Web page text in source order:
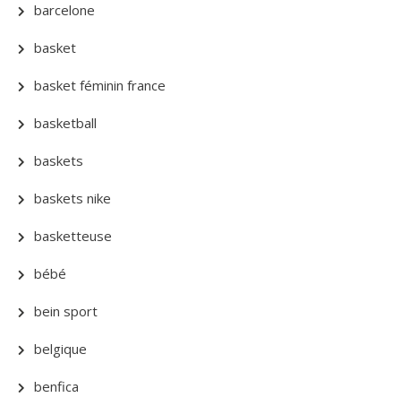
barcelone
basket
basket féminin france
basketball
baskets
baskets nike
basketteuse
bébé
bein sport
belgique
benfica